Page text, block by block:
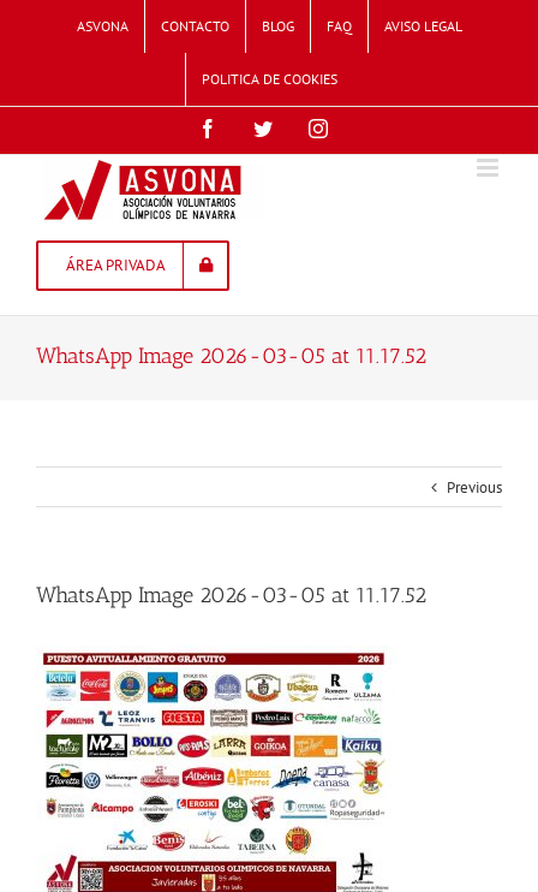
ASVONA CONTACTO BLOG FAQ AVISO LEGAL
POLITICA DE COOKIES
FacebookTwitterInstagram
ÁREA PRIVADA
WhatsApp Image 2026-03-05 at 11.17.52
Previous
WhatsApp Image 2026-03-05 at 11.17.52